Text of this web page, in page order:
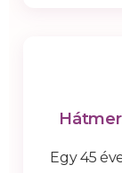
Egy 45